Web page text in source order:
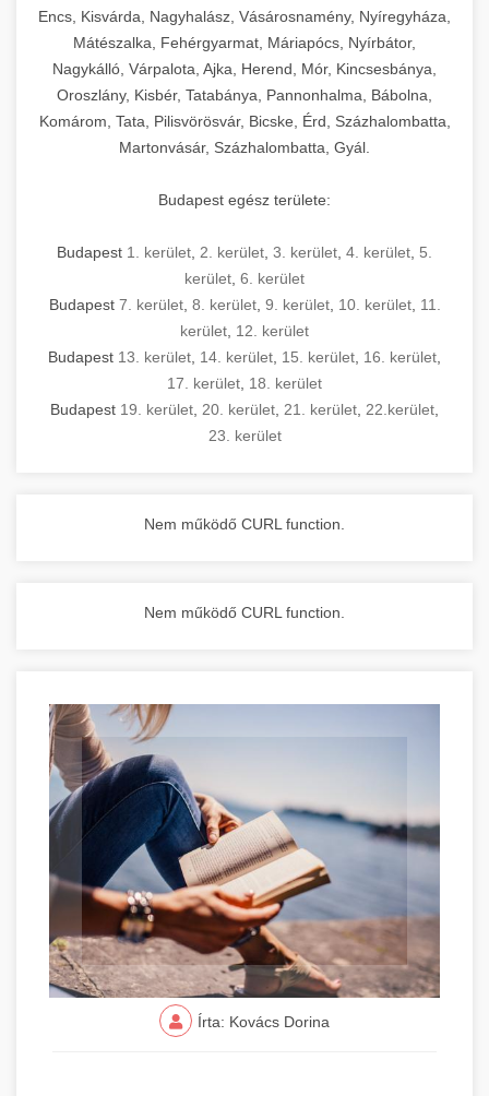
Encs, Kisvárda, Nagyhalász, Vásárosnamény, Nyíregyháza,
Mátészalka, Fehérgyarmat, Máriapócs, Nyírbátor,
Nagykálló, Várpalota, Ajka, Herend, Mór, Kincsesbánya,
Oroszlány, Kisbér, Tatabánya, Pannonhalma, Bábolna,
Komárom, Tata, Pilisvörösvár, Bicske, Érd, Százhalombatta,
Martonvásár, Százhalombatta, Gyál.
Budapest egész területe:
Budapest 1. kerület 2. kerület 3. kerület 4. kerület 5.
kerület 6. kerület
Budapest 7. kerület, 8. kerület, 9. kerület, 10. kerület, 11.
kerület 12. kerület
Budapest 13. kerület 14. kerület 15. kerület 16. kerület
17. kerület 18. kerület
Budapest 19. kerület 20. kerület 21. kerület 22.kerület
23. kerület
Nem működő CURL function.
Nem működő CURL function.
Írta: Kovács Dorina